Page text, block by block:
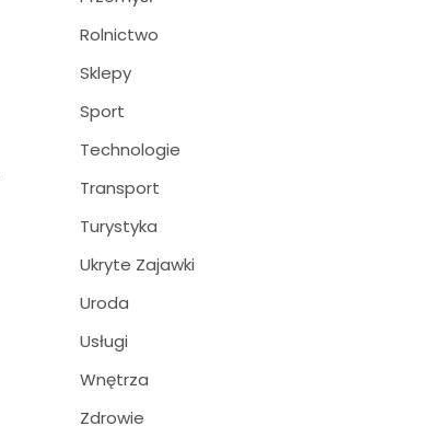
Rolnictwo
Sklepy
Sport
Technologie
Transport
Turystyka
Ukryte Zajawki
Uroda
Usługi
Wnętrza
Zdrowie